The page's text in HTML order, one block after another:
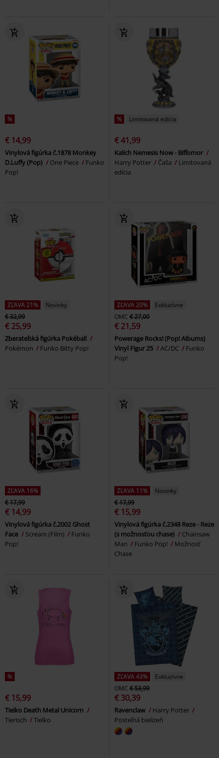
%
€ 14,99
Vinylová figúrka č.1878 Monkey
D.Luffy (Pop)
One Piece
Funko
Pop!
% Limitovaná edícia
€ 41,99
Kalich Nemesis Now - Bifľomor
Harry Potter
Čaša
Limitovaná
edícia
ZĽAVA 21%
Novinky
€ 32,99
€ 25,99
Zberateľská figúrka Pokéball
Pokémon
Funko Bitty Pop!
ZĽAVA 20%
Exkluzívne
OMC € 27,00
€ 21,59
Powerage Rocks! (Pop! Albums)
Vinyl Figur 25
AC/DC
Funko
Pop!
ZĽAVA 16%
€ 17,99
€ 14,99
Vinylová figúrka č.2002 Ghost
Face
Scream (Film)
Funko
Pop!
ZĽAVA 11%
Novinky
€ 17,99
€ 15,99
Vinylová figúrka č.2348 Reze - Reze
(s možnosťou chase)
Chainsaw
Man
Funko Pop!
Možnosť
Chase
%
€ 15,99
Tielko Death Metal Unicorn
Tierisch
Tielko
ZĽAVA 43%
Exkluzívne
OMC € 53,99
€ 30,39
Ravenclaw
Harry Potter
Posteľná bielizeň